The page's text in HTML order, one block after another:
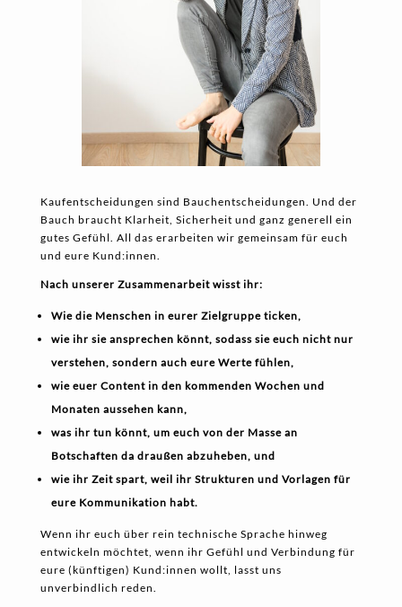
Kaufentscheidungen sind Bauchentscheidungen. Und der
Bauch braucht Klarheit, Sicherheit und ganz generell ein
gutes Gefühl. All das erarbeiten wir gemeinsam für euch
und eure Kund:innen.
Nach unserer Zusammenarbeit wisst ihr:
Wie die Menschen in eurer Zielgruppe ticken,
wie ihr sie ansprechen könnt, sodass sie euch nicht nur
verstehen, sondern auch eure Werte fühlen,
wie euer Content in den kommenden Wochen und
Monaten aussehen kann,
was ihr tun könnt, um euch von der Masse an
Botschaften da draußen abzuheben, und
wie ihr Zeit spart, weil ihr Strukturen und Vorlagen für
eure Kommunikation habt.
Wenn ihr euch über rein technische Sprache hinweg
entwickeln möchtet, wenn ihr Gefühl und Verbindung für
eure (künftigen) Kund:innen wollt, lasst uns
unverbindlich reden.